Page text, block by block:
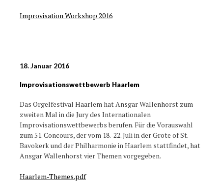
Improvisation Workshop 2016
18. Januar 2016
Improvisationswettbewerb Haarlem
Das Orgelfestival Haarlem hat Ansgar Wallenhorst zum
zweiten Mal in die Jury des Internationalen
Improvisationswettbewerbs berufen. Für die Vorauswahl
zum 51. Concours, der vom 18.-22. Juli in der Grote of St.
Bavokerk und der Philharmonie in Haarlem stattfindet, hat
Ansgar Wallenhorst vier Themen vorgegeben.
Haarlem-Themes.pdf